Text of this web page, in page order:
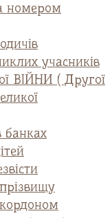
номером
учасників
ВІЙНИ ( Другої
банках